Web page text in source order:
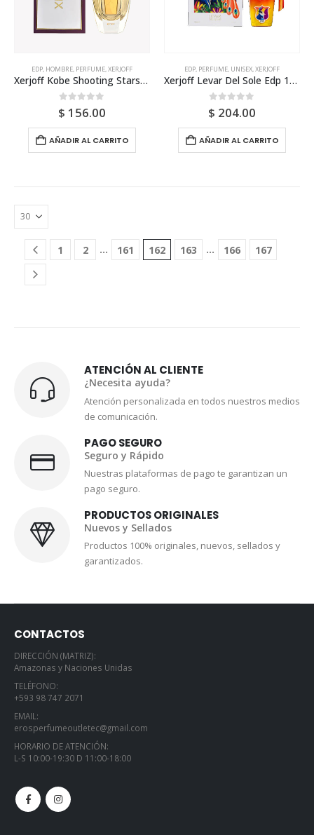
EDP, HOMBRE, PERFUME,XERJOFF
Xerjoff Kobe Shooting Stars Edp 50ml Para Hombre
0 out of 5
$ 156.00
AÑADIR AL CARRITO
EDP, PERFUME, UNISEX,XERJOFF
Xerjoff Levar Del Sole Edp 100ml Unisex
0 out of 5
$ 204.00
AÑADIR AL CARRITO
1 2 … 161 162 163 … 166 167
ATENCIÓN AL CLIENTE
¿Necesita ayuda?
Atención personalizada en todos nuestros medios
de comunicación.
PAGO SEGURO
Seguro y Rápido
Nuestras plataformas de pago te garantizan un
pago seguro.
PRODUCTOS ORIGINALES
Nuevos y Sellados
Productos 100% originales, nuevos, sellados y
garantizados.
CONTACTOS
DIRECCIÓN (MATRIZ):
Amazonas y Naciones Unidas
TELÉFONO:
+593 98 747 2071
EMAIL:
erosperfumeoutletec@gmail.com
HORARIO DE ATENCIÓN:
L-S 10:00-19:30 D 11:00-18:00